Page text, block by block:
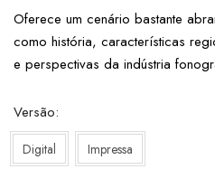
Oferece um cenário bastante
como história, características
e perspectivas da indústria
Versão
Digital Impressa